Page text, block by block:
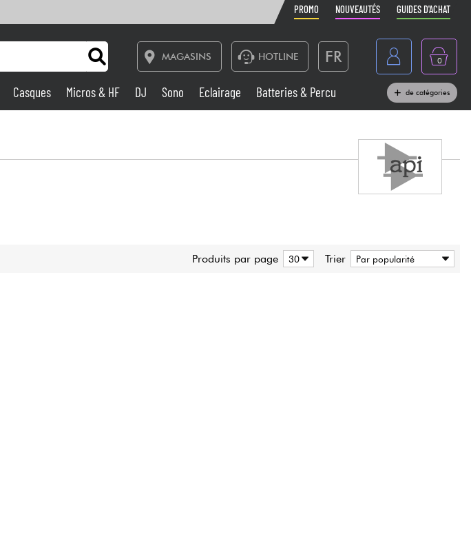
PROMO NOUVEAUTÉS GUIDES D'ACHAT
MAGASINS HOTLINE FR
Belgique
België
0
Casques
Casques Micros & HF DJ Sono Eclairage
Batteries & Percu
de catégories
Produits par page Trier